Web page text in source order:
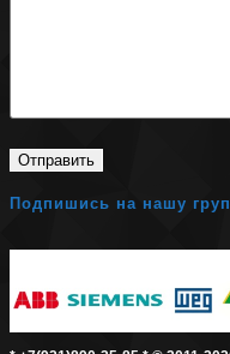
Подпишись на нашу